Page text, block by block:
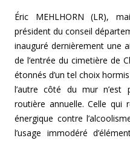
Éric MEHLHORN (LR),
président du conseil
inauguré dernièrement une
de l’entrée du cimetière de
étonnés d’un tel choix
l’autre côté du mur n’est
routière annuelle. Celle qui
énergique contre
l’usage immodéré